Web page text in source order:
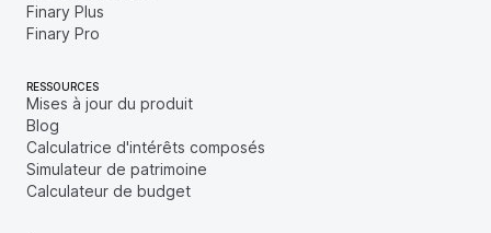
Finary Plus
Finary Pro
RESSOURCES
Mises à jour du produit
Blog
Calculatrice d'intérêts composés
Simulateur de patrimoine
Calculateur de budget